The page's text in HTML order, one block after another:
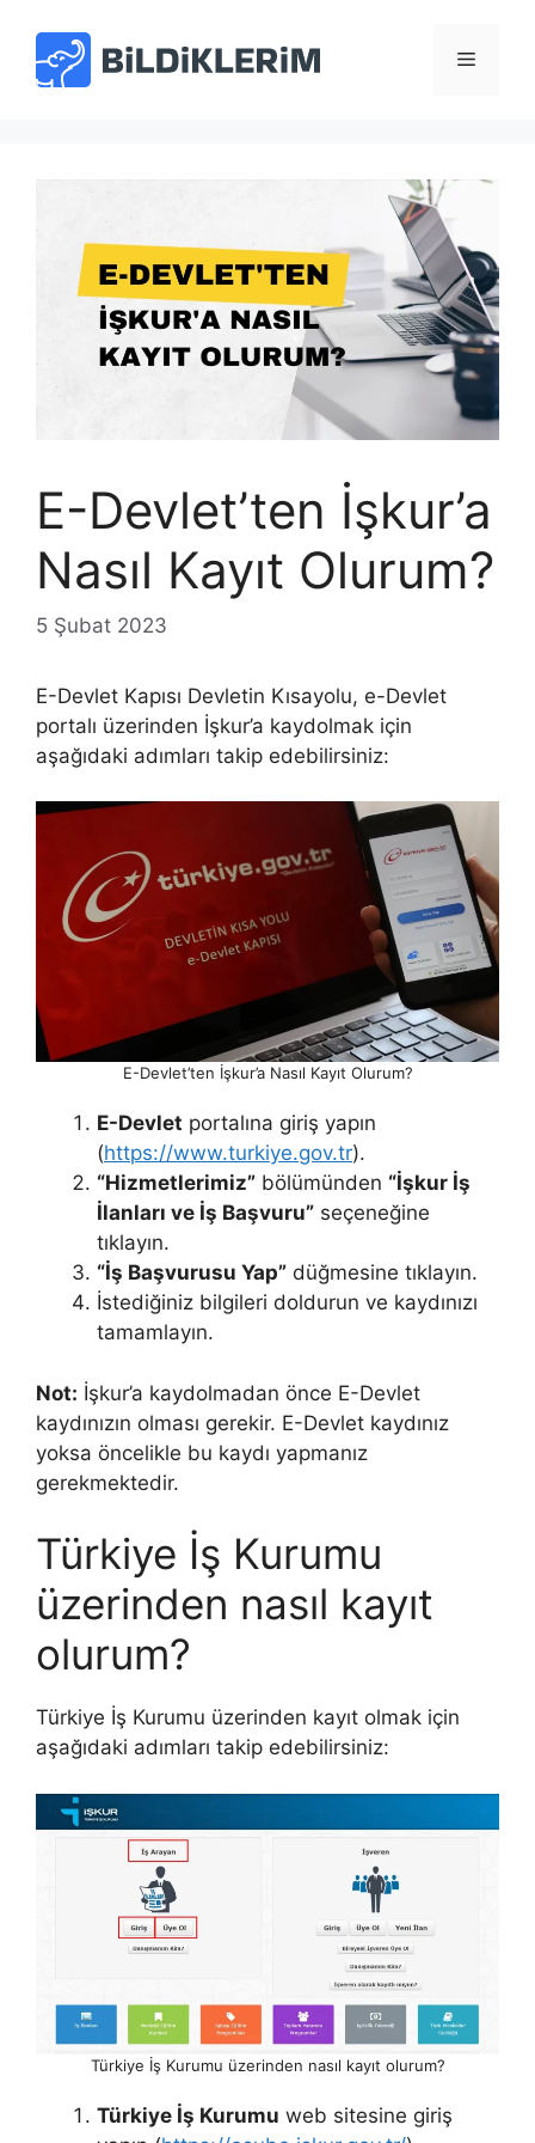
Menü
E-Devlet’ten İşkur’a
Nasıl Kayıt Olurum?
5 Şubat 2023
E-Devlet Kapısı Devletin Kısayolu, e-Devlet
portalı üzerinden İşkur’a kaydolmak için
aşağıdaki adımları takip edebilirsiniz:
E-Devlet’ten İşkur’a Nasıl Kayıt Olurum?
E-Devlet portalına giriş yapın
(https://www.turkiye.gov.tr).
“Hizmetlerimiz” bölümünden “İşkur İş
İlanları ve İş Başvuru” seçeneğine
tıklayın.
“İş Başvurusu Yap” düğmesine tıklayın.
İstediğiniz bilgileri doldurun ve kaydınızı
tamamlayın.
Not: İşkur’a kaydolmadan önce E-Devlet
kaydınızın olması gerekir. E-Devlet kaydınız
yoksa öncelikle bu kaydı yapmanız
gerekmektedir.
Türkiye İş Kurumu
üzerinden nasıl kayıt
olurum?
Türkiye İş Kurumu üzerinden kayıt olmak için
aşağıdaki adımları takip edebilirsiniz:
Türkiye İş Kurumu üzerinden nasıl kayıt olurum?
Türkiye İş Kurumu web sitesine giriş